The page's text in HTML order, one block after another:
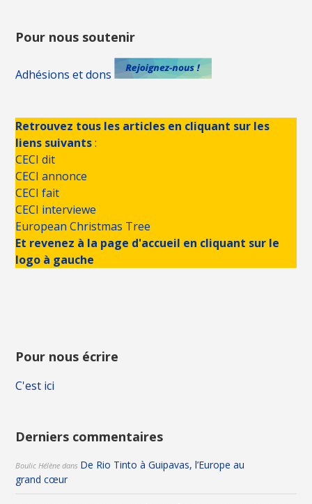
Pour nous soutenir
Adhésions et dons
Retrouvez tous les articles en cliquant sur les
liens suivants:
CECI dit
CECI annonce
CECI fait
CECI interviewe
European Christmas Tree
Et revenez à la page d'accueil en cliquant sur le
logo à gauche
Pour nous écrire
C'est ici
Derniers commentaires
Boulic Hélène dans De Rio Tinto à Guipavas, l’Europe au
grand cœur